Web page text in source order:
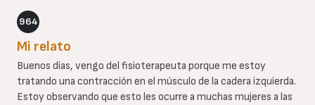
964
Mi relato
Buenos días, vengo del fisioterapeuta porque me estoy
tratando una contracción en el músculo de la cadera izquierda.
Estoy observando que esto les ocurre a muchas mujeres a las